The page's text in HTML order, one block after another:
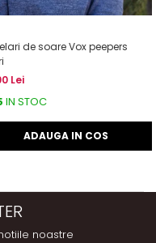
de soare Vox peepers
Lei
IN STOC
ADAUGA IN COS
noastre